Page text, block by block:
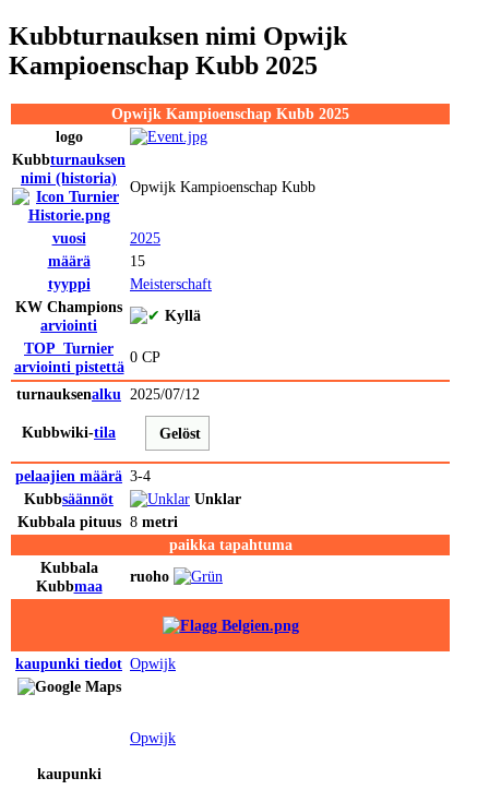
Kubbturnauksen nimi Opwijk
Kampioenschap Kubb 2025
Opwijk Kampioenschap Kubb 2025
logo
Kubbturnauksen
nimi (historia) Opwijk Kampioenschap Kubb
vuosi
2025
määrä
15
tyyppi
Meisterschaft
KW Champions
arviointi
Kyllä
TOP_Turnier
arviointi pistettä
0 CP
turnauksenalku 2025/07/12
Kubbwiki-tila Gelöst
pelaajien määrä 3-4
Kubbsäännöt
Unklar
Kubbala pituus 8 metri
paikka tapahtuma
Kubbala
Kubbmaa
ruoho
kaupunki tiedot Opwijk
kaupunki
Opwijk